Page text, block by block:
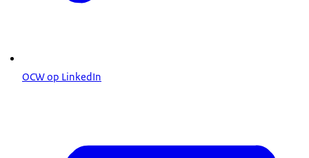
OCW op LinkedIn